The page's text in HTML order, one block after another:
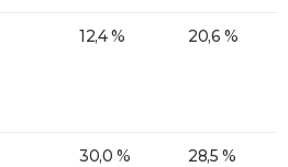
12,4 % 20,6 %
30,0 % 28,5 %